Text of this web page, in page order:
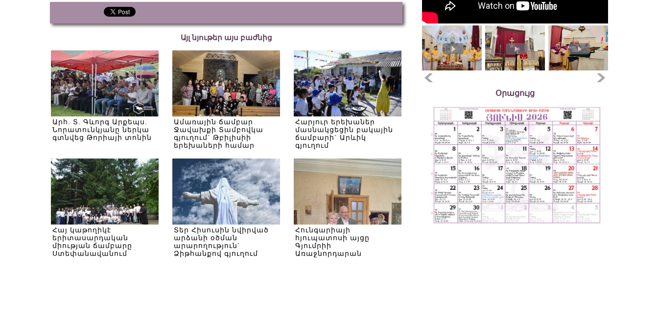
Այլ նյութեր այս բաժնից
Արհ. Տ. Գևորգ Արքեպս.
Նորատունկյանը ներկա
գտնվեց Թորիայի տոնին
Ամառային ճամբար
Ջավախքի Տամբովկա
գյուղում` Թբիլիսիի
երեխաների համար
Հարյուր երեխաներ
մասնակցեցին բակային
ճամբարի` Արևիկ
գյուղում
Հայ կաթողիկէ
երիտասարդական
միության ճամբարը
Ստեփանավանում
Տեր Հիսուսին նվիրված
արձանի օծման
արարողություն`
Ձիթհանքով գյուղում
Հունգարիայի
հյուպատոսի այցը
Գյումրիի
Առաջնորդարան
Օրացույց